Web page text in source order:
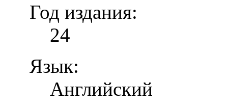
Год издания:
24
Язык:
Английский